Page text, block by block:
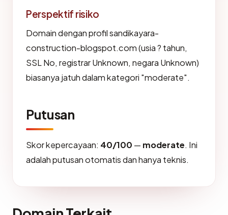
Perspektif risiko
Domain dengan profil sandikayara-
construction-blogspot.com (usia ? tahun,
SSL No, registrar Unknown, negara Unknown)
biasanya jatuh dalam kategori "moderate".
Putusan
Skor kepercayaan: 40/100 — moderate. Ini
adalah putusan otomatis dan hanya teknis.